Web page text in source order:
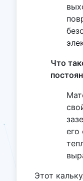
Что
его
Этот